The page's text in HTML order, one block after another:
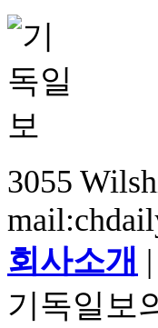
3055
회사소개
기독일보